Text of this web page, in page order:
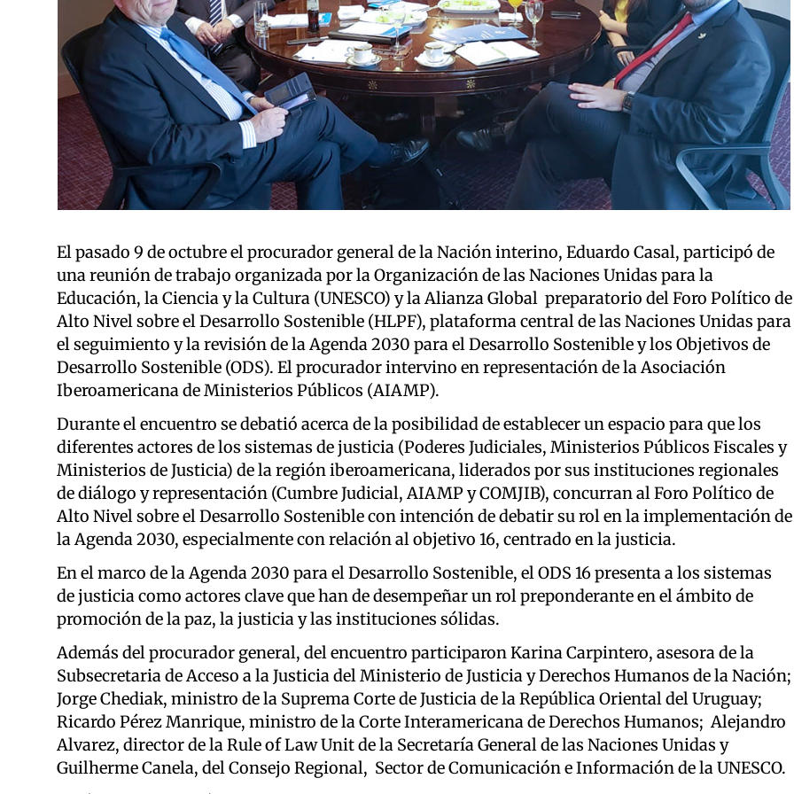
El pasado 9 de octubre el procurador general de la Nación interino, Eduardo Casal, participó de
una reunión de trabajo organizada por la Organización de las Naciones Unidas para la
Educación, la Ciencia y la Cultura (UNESCO) y la Alianza Global preparatorio del Foro Político de
Alto Nivel sobre el Desarrollo Sostenible (HLPF), plataforma central de las Naciones Unidas para
el seguimiento y la revisión de la Agenda 2030 para el Desarrollo Sostenible y los Objetivos de
Desarrollo Sostenible (ODS). El procurador intervino en representación de la Asociación
Iberoamericana de Ministerios Públicos (AIAMP).
Durante el encuentro se debatió acerca de la posibilidad de establecer un espacio para que los
diferentes actores de los sistemas de justicia (Poderes Judiciales, Ministerios Públicos Fiscales y
Ministerios de Justicia) de la región iberoamericana, liderados por sus instituciones regionales
de diálogo y representación (Cumbre Judicial, AIAMP y COMJIB), concurran al Foro Político de
Alto Nivel sobre el Desarrollo Sostenible con intención de debatir su rol en la implementación de
la Agenda 2030, especialmente con relación al objetivo 16, centrado en la justicia.
En el marco de la Agenda 2030 para el Desarrollo Sostenible, el ODS 16 presenta a los sistemas
de justicia como actores clave que han de desempeñar un rol preponderante en el ámbito de
promoción de la paz, la justicia y las instituciones sólidas.
Además del procurador general, del encuentro participaron Karina Carpintero, asesora de la
Subsecretaria de Acceso a la Justicia del Ministerio de Justicia y Derechos Humanos de la Nación;
Jorge Chediak, ministro de la Suprema Corte de Justicia de la República Oriental del Uruguay;
Ricardo Pérez Manrique, ministro de la Corte Interamericana de Derechos Humanos; Alejandro
Alvarez, director de la Rule of Law Unit de la Secretaría General de las Naciones Unidas y
Guilherme Canela, del Consejo Regional, Sector de Comunicación e Información de la UNESCO.